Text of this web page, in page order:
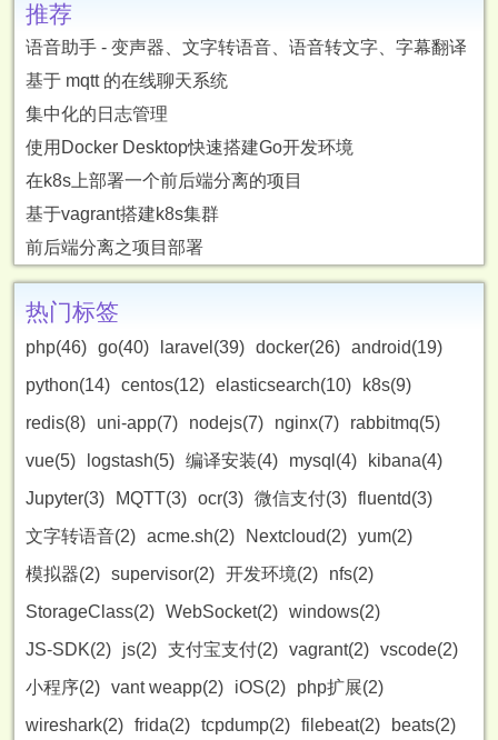
推荐
语音助手 - 变声器、文字转语音、语音转文字、字幕翻译
基于 mqtt 的在线聊天系统
集中化的日志管理
使用Docker Desktop快速搭建Go开发环境
在k8s上部署一个前后端分离的项目
基于vagrant搭建k8s集群
前后端分离之项目部署
热门标签
php(46) go(40) laravel(39) docker(26) android(19)
python(14) centos(12) elasticsearch(10)
k8s(9)
redis(8)
uni-app(7) nodejs(7) nginx(7)
rabbitmq(5)
vue(5)
logstash(5) 编译安装(4) mysql(4)
kibana(4)
Jupyter(3)
MQTT(3) ocr(3) 微信支付(3) fluentd(3)
文字转语音(2) acme.sh(2) Nextcloud(2) yum(2)
模拟器(2) supervisor(2) 开发环境(2)
nfs(2)
StorageClass(2) WebSocket(2) windows(2)
JS-SDK(2)
js(2) 支付宝支付(2) vagrant(2) vscode(2)
小程序(2) vant weapp(2) iOS(2)
php扩展(2)
wireshark(2) frida(2) tcpdump(2) filebeat(2)
beats(2)